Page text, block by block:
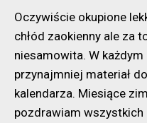
Oczywiście okupione
chłód zaokienny ale za
niesamowita. W
przynajmniej materiał
kalendarza. Miesiące
pozdrawiam wszystkich